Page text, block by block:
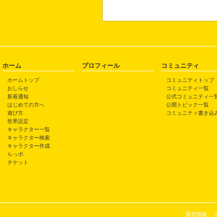
ホーム
ホームトップ
おしらせ
新着通知
はじめての方へ
遊び方
世界設定
キャラクター一覧
キャラクター検索
キャラクター作成
らっポ
チケット
プロフィール コミュニティ
コミュニティトップ
コミュニティ一覧
公式コミュニティ一
公開トピック一覧
コミュニティ書き込
運営情報